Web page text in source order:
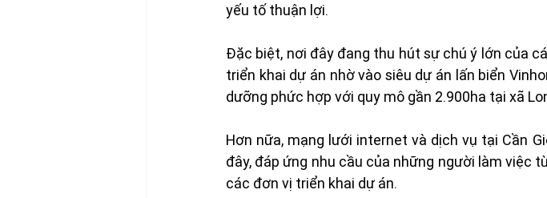
yếu tố thuận lợi.
Đặc biệt, nơi đây đang thu hút sự chú ý lớn của
triển khai dự án nhờ vào siêu dự án lấn biển
dưỡng phức hợp với quy mô gần 2.900ha tại xã
Hơn nữa, mạng lưới internet và dịch vụ tại Cần
đây, đáp ứng nhu cầu của những người làm việc
các đơn vị triển khai dự án.